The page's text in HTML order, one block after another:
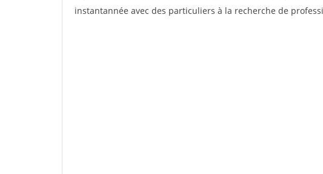
instantannée avec des particuliers à la recherche de